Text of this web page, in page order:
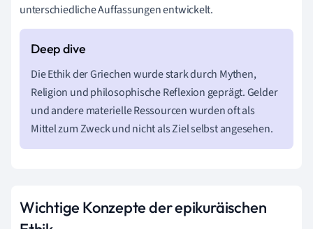
unterschiedliche Auffassungen entwickelt.
Die Ethik der Griechen wurde stark durch Mythen,
Religion und philosophische Reflexion geprägt. Gelder
und andere materielle Ressourcen wurden oft als
Mittel zum Zweck und nicht als Ziel selbst angesehen.
Wichtige Konzepte der epikuräischen